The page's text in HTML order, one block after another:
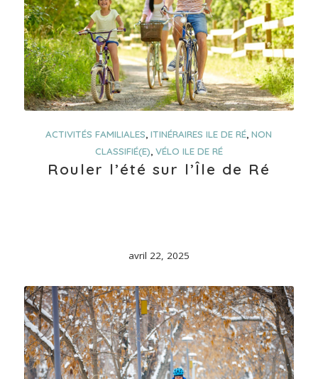
ACTIVITÉS FAMILIALES,ITINÉRAIRES ILE DE RÉ,NON
CLASSIFIÉ(E), VÉLO ILE DE RÉ
Rouler l’été sur l’Île de Ré
avril 22, 2025